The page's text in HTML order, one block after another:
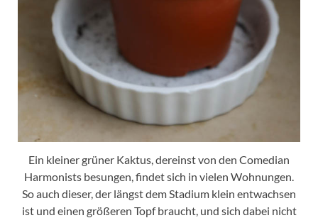
Ein kleiner grüner Kaktus, dereinst von den Comedian
Harmonists besungen, findet sich in vielen Wohnungen.
So auch dieser, der längst dem Stadium klein entwachsen
ist und einen größeren Topf braucht, und sich dabei nicht